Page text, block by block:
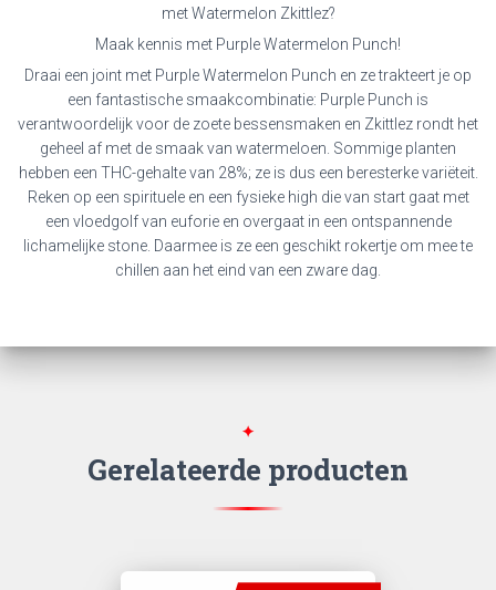
met Watermelon Zkittlez?
Maak kennis met Purple Watermelon Punch!
Draai een joint met Purple Watermelon Punch en ze trakteert je op
een fantastische smaakcombinatie: Purple Punch is
verantwoordelijk voor de zoete bessensmaken en Zkittlez rondt het
geheel af met de smaak van watermeloen. Sommige planten
hebben een THC-gehalte van 28%; ze is dus een beresterke variëteit.
Reken op een spirituele en een fysieke high die van start gaat met
een vloedgolf van euforie en overgaat in een ontspannende
lichamelijke stone. Daarmee is ze een geschikt rokertje om mee te
chillen aan het eind van een zware dag.
Gerelateerde producten